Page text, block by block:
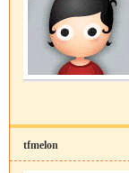
tfmelon